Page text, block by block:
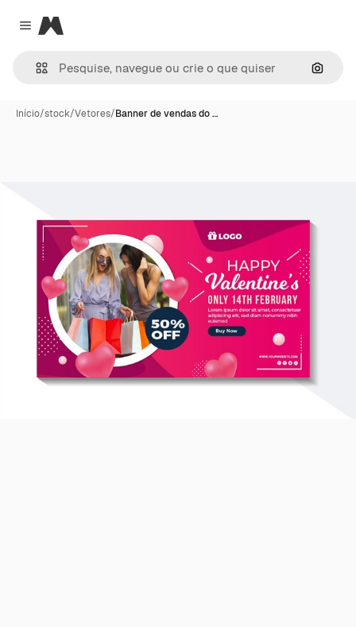
Close menu
Magnific
Início/stock/Vetores/Banner de vendas do …